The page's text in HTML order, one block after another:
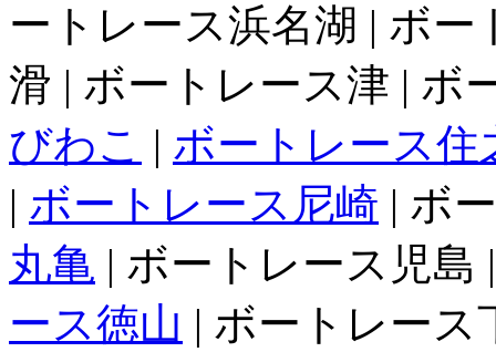
ートレース浜名湖 | ボ
滑 | ボートレース津 | ボ
びわこ | ボートレース住
| ボートレース尼崎 | ボ
丸亀 | ボートレース児島
ース徳山 | ボートレー